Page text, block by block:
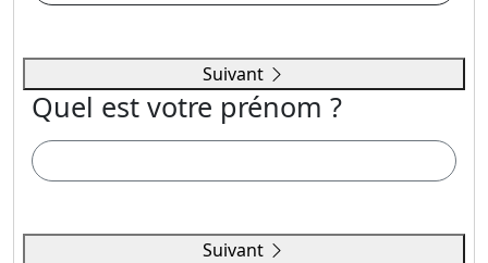
Suivant
Quel est votre prénom ?
Suivant